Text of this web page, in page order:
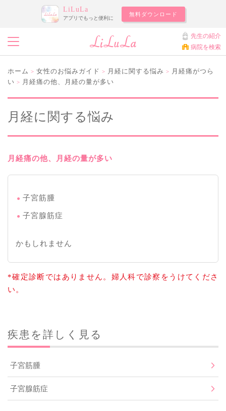
LiLuLa
アプリでもっと便利に
無料ダウンロード
先生の紹介
病院を検索
ホーム > 女性のお悩みガイド > 月経に関する悩み > 月経痛がつら
い > 月経痛の他、月経の量が多い
月経に関する悩み
月経痛の他、月経の量が多い
子宮筋腫
子宮腺筋症
かもしれません
*確定診断ではありません。婦人科で診察をうけてくださ
い。
疾患を詳しく見る
子宮筋腫
子宮腺筋症